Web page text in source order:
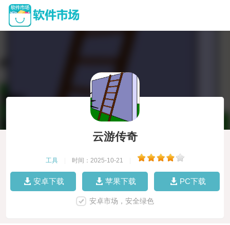
云游传奇
工具 时间：2025-10-21
安卓下载 苹果下载 PC下载
安卓市场，安全绿色